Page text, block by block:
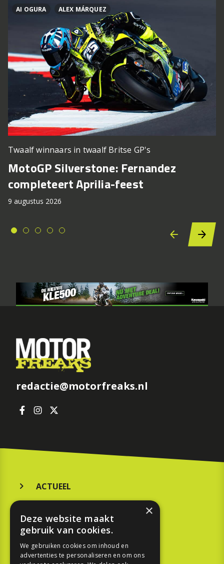
AI OGURA ALEX MÁRQUEZ
Twaalf winnaars in twaalf Britse GP's
MotoGP Silverstone: Fernandez
completeert Aprilia-feest
9 augustus 2026
redactie@motorfreaks.nl
ACTUEEL
KOOPGIDS
TESTEN
×
Deze website maakt
gebruik van cookies.
We gebruiken cookies om inhoud en
advertenties te personaliseren en om ons